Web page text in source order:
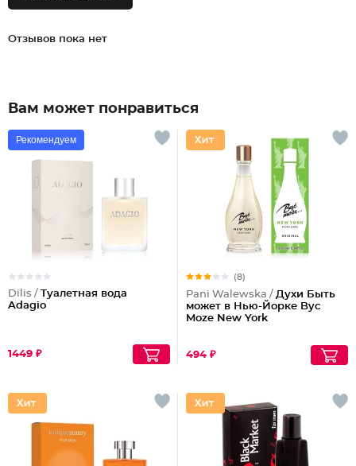
Отзывов пока нет
Вам может понравиться
Рекомендуем
Dilis / Туалетная вода
Adagio
1449 ₽
(8)
Pani Walewska / Духи Быть
может в Нью-Йорке Byc
Moze New York
494 ₽